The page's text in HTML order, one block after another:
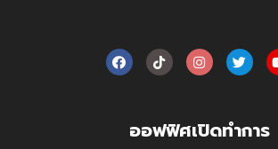
ออฟฟิศเปิดทำการ